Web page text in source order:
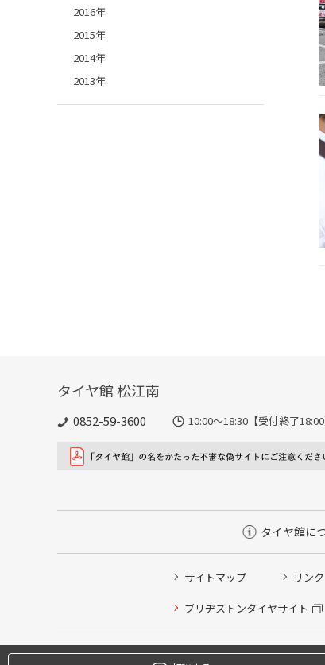
2016年
2015年
2014年
2013年
タイヤ館 松江南
0852-59-3600 10:00～18:30【受付終了18:00
タイヤ館に
サイトマップ リンク
ブリヂストンタイヤサイト
タイヤ点検・安全点検/タイヤ履き替え/オイル交
クローク契約会員専用タイヤ履き替え※タイヤ履
本日のタイヤ履き替え順番待ち予約 ※クローク契